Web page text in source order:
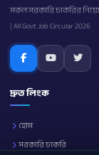
সকল সরকারি চাকরির
| All Govt Job Circular 2026
দ্রুত লিংক
হোম
সরকারি চাকরি